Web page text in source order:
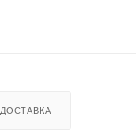
ДОСТАВКА